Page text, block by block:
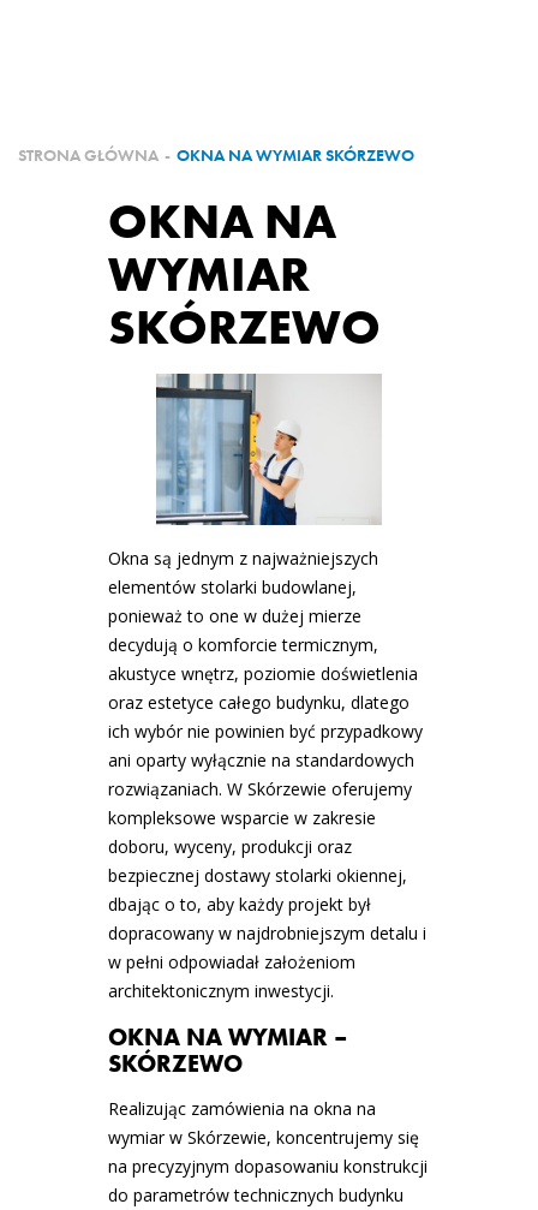
NASZE REALIZACJE
PARTNERZY
ZOSTAŃ PARTNEREM
KONTAKT
STRONA GŁÓWNA - OKNA NA WYMIAR SKÓRZEWO
OKNA NA
WYMIAR
SKÓRZEWO
Okna są jednym z najważniejszych
elementów stolarki budowlanej,
ponieważ to one w dużej mierze
decydują o komforcie termicznym,
akustyce wnętrz, poziomie doświetlenia
oraz estetyce całego budynku, dlatego
ich wybór nie powinien być przypadkowy
ani oparty wyłącznie na standardowych
rozwiązaniach. W Skórzewie oferujemy
kompleksowe wsparcie w zakresie
doboru, wyceny, produkcji oraz
bezpiecznej dostawy stolarki okiennej,
dbając o to, aby każdy projekt był
dopracowany w najdrobniejszym detalu i
w pełni odpowiadał założeniom
architektonicznym inwestycji.
OKNA NA WYMIAR –
SKÓRZEWO
Realizując zamówienia na okna na
wymiar w Skórzewie, koncentrujemy się
na precyzyjnym dopasowaniu konstrukcji
do parametrów technicznych budynku